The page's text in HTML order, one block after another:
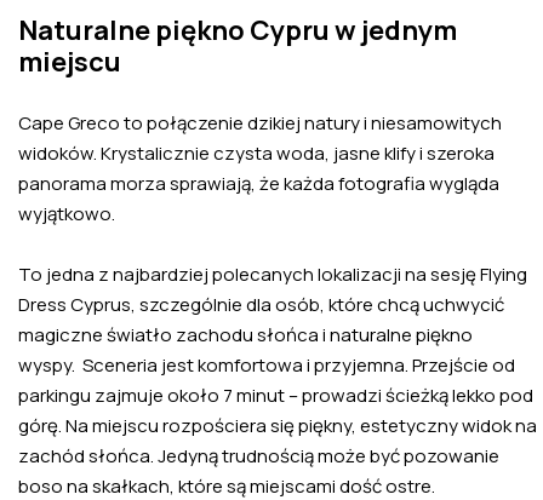
Naturalne piękno Cypru w jednym
miejscu
Cape Greco to połączenie dzikiej natury i niesamowitych
widoków. Krystalicznie czysta woda, jasne klify i szeroka
panorama morza sprawiają, że każda fotografia wygląda
wyjątkowo.
To jedna z najbardziej polecanych lokalizacji na sesję Flying
Dress Cyprus, szczególnie dla osób, które chcą uchwycić
magiczne światło zachodu słońca i naturalne piękno
wyspy. Sceneria jest komfortowa i przyjemna. Przejście od
parkingu zajmuje około 7 minut – prowadzi ścieżką lekko pod
górę. Na miejscu rozpościera się piękny, estetyczny widok na
zachód słońca. Jedyną trudnością może być pozowanie
boso na skałkach, które są miejscami dość ostre.